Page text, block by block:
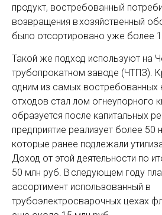
продукт, востребованный
возвращения в хозяйственный
было отсор­тировано уже более
Такой же подход используют на
трубопрокатном заводе (ЧТПЗ).
одним из самых востребованных
отходов стал лом огнеупорного
образуется после капитальных
предприятие реализует более 50
которые ранее подлежали
Доход от этой деятельности по
50 млн руб. В следующем году
ассортимент использованный в
трубоэлектросварочных цехах